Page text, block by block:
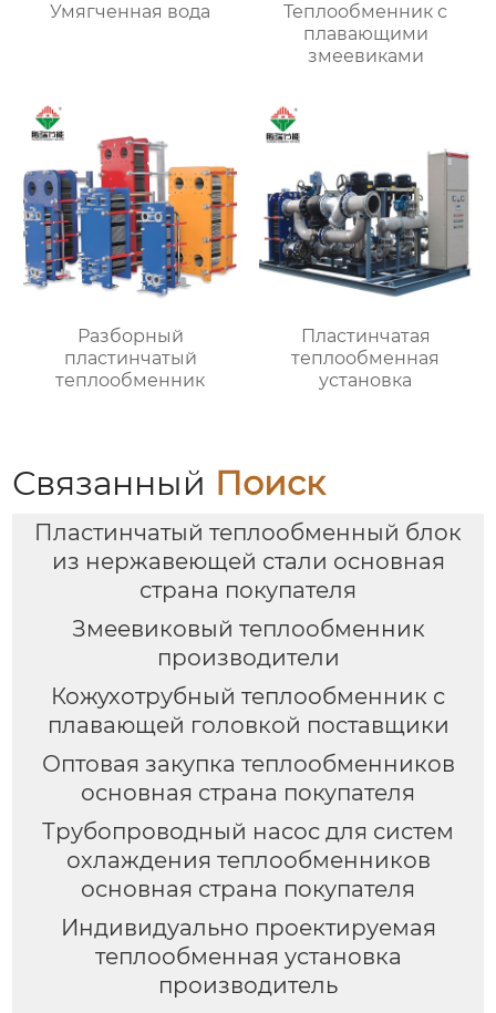
Умягченная вода
Теплообменник с
плавающими
змеевиками
Разборный
пластинчатый
теплообменник
Пластинчатая
теплообменная
установка
Связанный Поиск
Пластинчатый теплообменный блок
из нержавеющей стали основная
страна покупателя
Змеевиковый теплообменник
производители
Кожухотрубный теплообменник с
плавающей головкой поставщики
Оптовая закупка теплообменников
основная страна покупателя
Трубопроводный насос для систем
охлаждения теплообменников
основная страна покупателя
Индивидуально проектируемая
теплообменная установка
производитель